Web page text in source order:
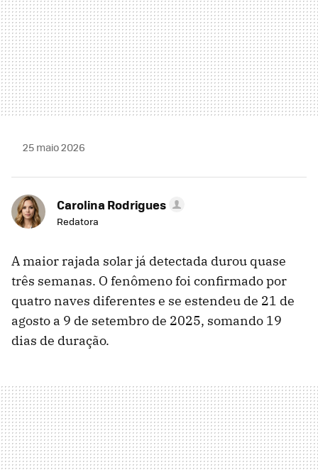
25 maio 2026
Carolina Rodrigues
Redatora
A maior rajada solar já detectada durou quase
três semanas. O fenômeno foi confirmado por
quatro naves diferentes e se estendeu de 21 de
agosto a 9 de setembro de 2025, somando 19
dias de duração.